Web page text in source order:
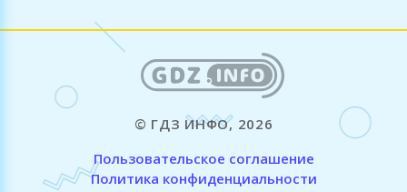
© ГДЗ ИНФО, 2026
Пользовательское соглашение
Политика конфиденциальности